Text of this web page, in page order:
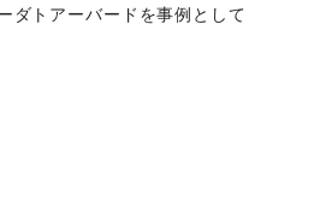
ダトアーバードを事例として